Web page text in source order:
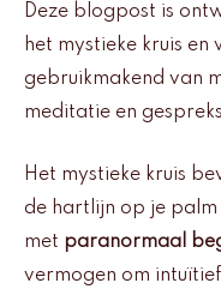
Deze blogpost is
het mystieke kruis
gebruikmakend van
meditatie en
Het mystieke kruis
de hartlijn op je
met paranormaal
vermogen om